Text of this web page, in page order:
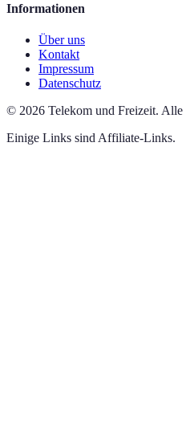
Informationen
Über uns
Kontakt
Impressum
Datenschutz
© 2026 Telekom und Freizeit. Alle
Einige Links sind Affiliate-Links.